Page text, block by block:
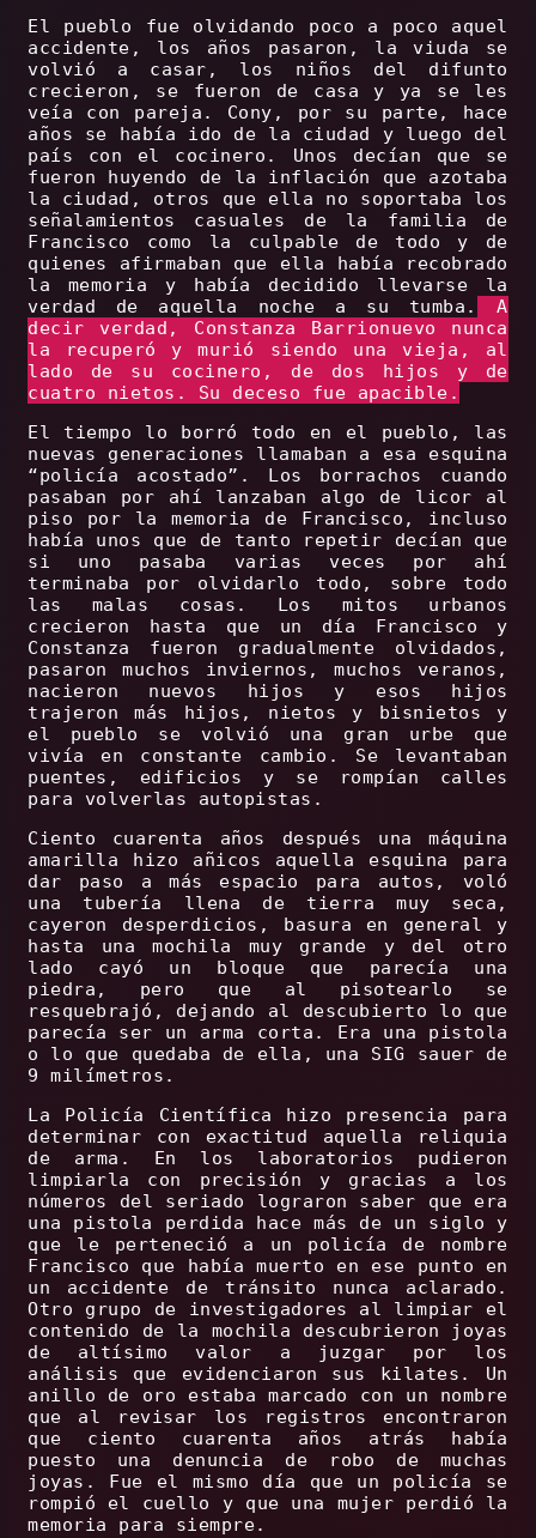
El pueblo fue olvidando poco a poco aquel
accidente, los años pasaron, la viuda se
volvió a casar, los niños del difunto
crecieron, se fueron de casa y ya se les
veía con pareja. Cony, por su parte, hace
años se había ido de la ciudad y luego del
país con el cocinero. Unos decían que se
fueron huyendo de la inflación que azotaba
la ciudad, otros que ella no soportaba los
señalamientos casuales de la familia de
Francisco como la culpable de todo y de
quienes afirmaban que ella había recobrado
la memoria y había decidido llevarse la
verdad de aquella noche a su tumba.
A
decir verdad, Constanza Barrionuevo nunca
la recuperó y murió siendo una vieja, al
lado de su cocinero, de dos hijos y de
cuatro nietos. Su deceso fue apacible.
El tiempo lo borró todo en el pueblo, las
nuevas generaciones llamaban a esa esquina
“policía acostado”. Los borrachos cuando
pasaban por ahí lanzaban algo de licor al
piso por la memoria de Francisco, incluso
había unos que de tanto repetir decían que
si uno pasaba varias veces por ahí
terminaba por olvidarlo todo, sobre todo
las malas cosas. Los mitos urbanos
crecieron hasta que un día Francisco y
Constanza fueron gradualmente olvidados,
pasaron muchos inviernos, muchos veranos,
nacieron nuevos hijos y esos hijos
trajeron más hijos, nietos y bisnietos y
el pueblo se volvió una gran urbe que
vivía en constante cambio. Se levantaban
puentes, edificios y se rompían calles
para volverlas autopistas.
Ciento cuarenta años después una máquina
amarilla hizo añicos aquella esquina para
dar paso a más espacio para autos, voló
una tubería llena de tierra muy seca,
cayeron desperdicios, basura en general y
hasta una mochila muy grande y del otro
lado cayó un bloque que parecía una
piedra, pero que al pisotearlo se
resquebrajó, dejando al descubierto lo que
parecía ser un arma corta. Era una pistola
o lo que quedaba de ella, una SIG sauer de
9 milímetros.
La Policía Científica hizo presencia para
determinar con exactitud aquella reliquia
de arma. En los laboratorios pudieron
limpiarla con precisión y gracias a los
números del seriado lograron saber que era
una pistola perdida hace más de un siglo y
que le perteneció a un policía de nombre
Francisco que había muerto en ese punto en
un accidente de tránsito nunca aclarado.
Otro grupo de investigadores al limpiar el
contenido de la mochila descubrieron joyas
de altísimo valor a juzgar por los
análisis que evidenciaron sus kilates. Un
anillo de oro estaba marcado con un nombre
que al revisar los registros encontraron
que ciento cuarenta años atrás había
puesto una denuncia de robo de muchas
joyas. Fue el mismo día que un policía se
rompió el cuello y que una mujer perdió la
memoria para siempre.